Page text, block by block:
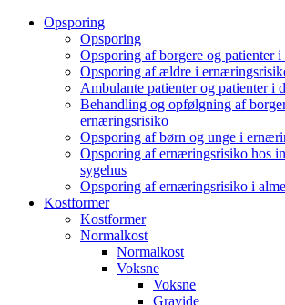
Opsporing
Opsporing
Opsporing af borgere og patienter
Opsporing af ældre i
Ambulante patienter og patienter i
Behandling og opfølgning af
ernæringsrisiko
Opsporing af børn og unge i
Opsporing af ernæringsrisiko hos
sygehus
Opsporing af ernæringsrisiko i
Kostformer
Kostformer
Normalkost
Normalkost
Voksne
Voksne
Gravide